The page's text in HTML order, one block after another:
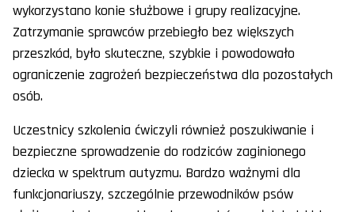
wykorzystano konie służbowe i grupy realizacyjne.
Zatrzymanie sprawców przebiegło bez większych
przeszkód, było skuteczne, szybkie i powodowało
ograniczenie zagrożeń bezpieczeństwa dla pozostałych
osób.
Uczestnicy szkolenia ćwiczyli również poszukiwanie i
bezpieczne sprowadzenie do rodziców zaginionego
dziecka w spektrum autyzmu. Bardzo ważnymi dla
funkcjonariuszy, szczególnie przewodników psów